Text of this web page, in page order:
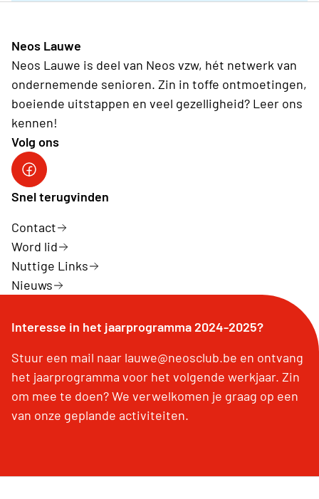
Neos Lauwe
Neos Lauwe is deel van Neos vzw, hét netwerk van
ondernemende senioren. Zin in toffe ontmoetingen,
boeiende uitstappen en veel gezelligheid? Leer ons
kennen!
Volg ons
Facebook Neos Lauwe
Snel terugvinden
Contact
Word lid
Nuttige Links
Nieuws
Interesse in het jaarprogramma 2024-2025?
Stuur een mail naar lauwe@neosclub.be en ontvang
het jaarprogramma voor het volgende werkjaar. Zin
om mee te doen? We verwelkomen je graag op een
van onze geplande activiteiten.